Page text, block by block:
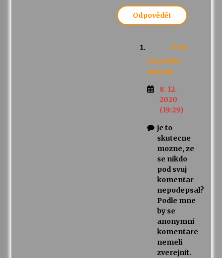
Odpovědět
Petr
Zavodsky
napsal:
8. 12.
2020
(19:29)
je to
skutecne
mozne, ze
se nikdo
pod svuj
komentar
nepodepsal?
Podle mne
by se
anonymni
komentare
nemeli
zverejnit.